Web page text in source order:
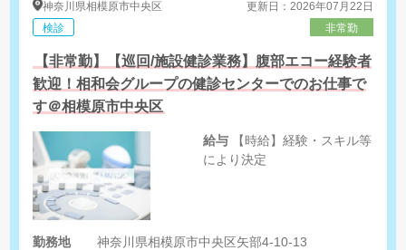
神奈川県相模原市中央区
検診
更新日：2026年07月22日
非常勤
【非常勤】【巡回/施設健診業務】腹部エコー経験者
歓迎！相和会グループの健診センターでのお仕事で
す＠相模原市中央区
給与
により決定
勤務地
神奈川県相模原市中央区矢部4-10-13